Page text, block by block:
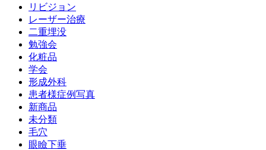
リビジョン
レーザー治療
二重埋没
勉強会
化粧品
学会
形成外科
患者様症例写真
新商品
未分類
毛穴
眼瞼下垂